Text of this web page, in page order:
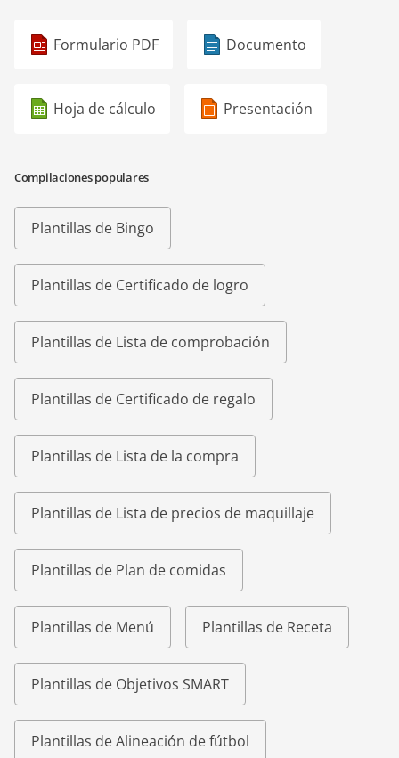
Formulario PDF Documento
Hoja de cálculo Presentación
Compilaciones populares
Plantillas de Bingo
Plantillas de Certificado de logro
Plantillas de Lista de comprobación
Plantillas de Certificado de regalo
Plantillas de Lista de la compra
Plantillas de Lista de precios de maquillaje
Plantillas de Plan de comidas
Plantillas de Menú Plantillas de Receta
Plantillas de Objetivos SMART
Plantillas de Alineación de fútbol